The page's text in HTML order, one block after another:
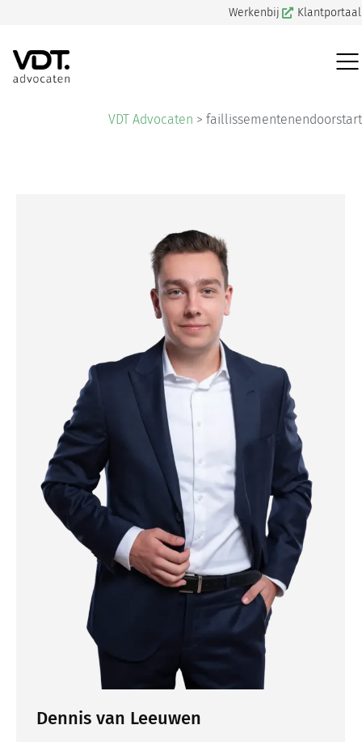
Werkenbij Klantportaal
VDT Advocaten > faillissementenendoorstart
Dennis van Leeuwen